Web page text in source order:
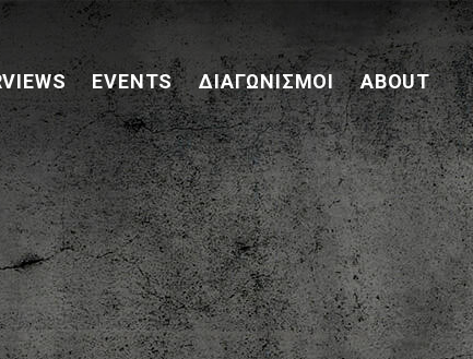
EVENTS ΔΙΑΓΩΝΙΣΜΟΊ ABOUT